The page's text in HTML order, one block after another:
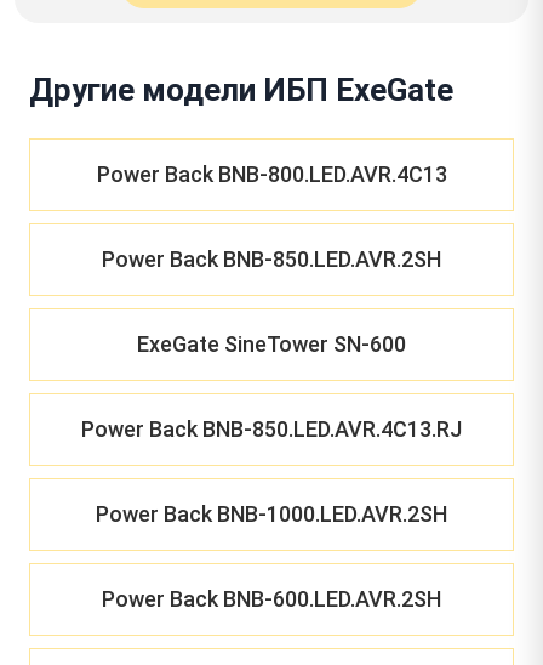
Другие модели ИБП ExeGate
Power Back BNB-800.LED.AVR.4C13
Power Back BNB-850.LED.AVR.2SH
ExeGate SineTower SN-600
Power Back BNB-850.LED.AVR.4C13.RJ
Power Back BNB-1000.LED.AVR.2SH
Power Back BNB-600.LED.AVR.2SH